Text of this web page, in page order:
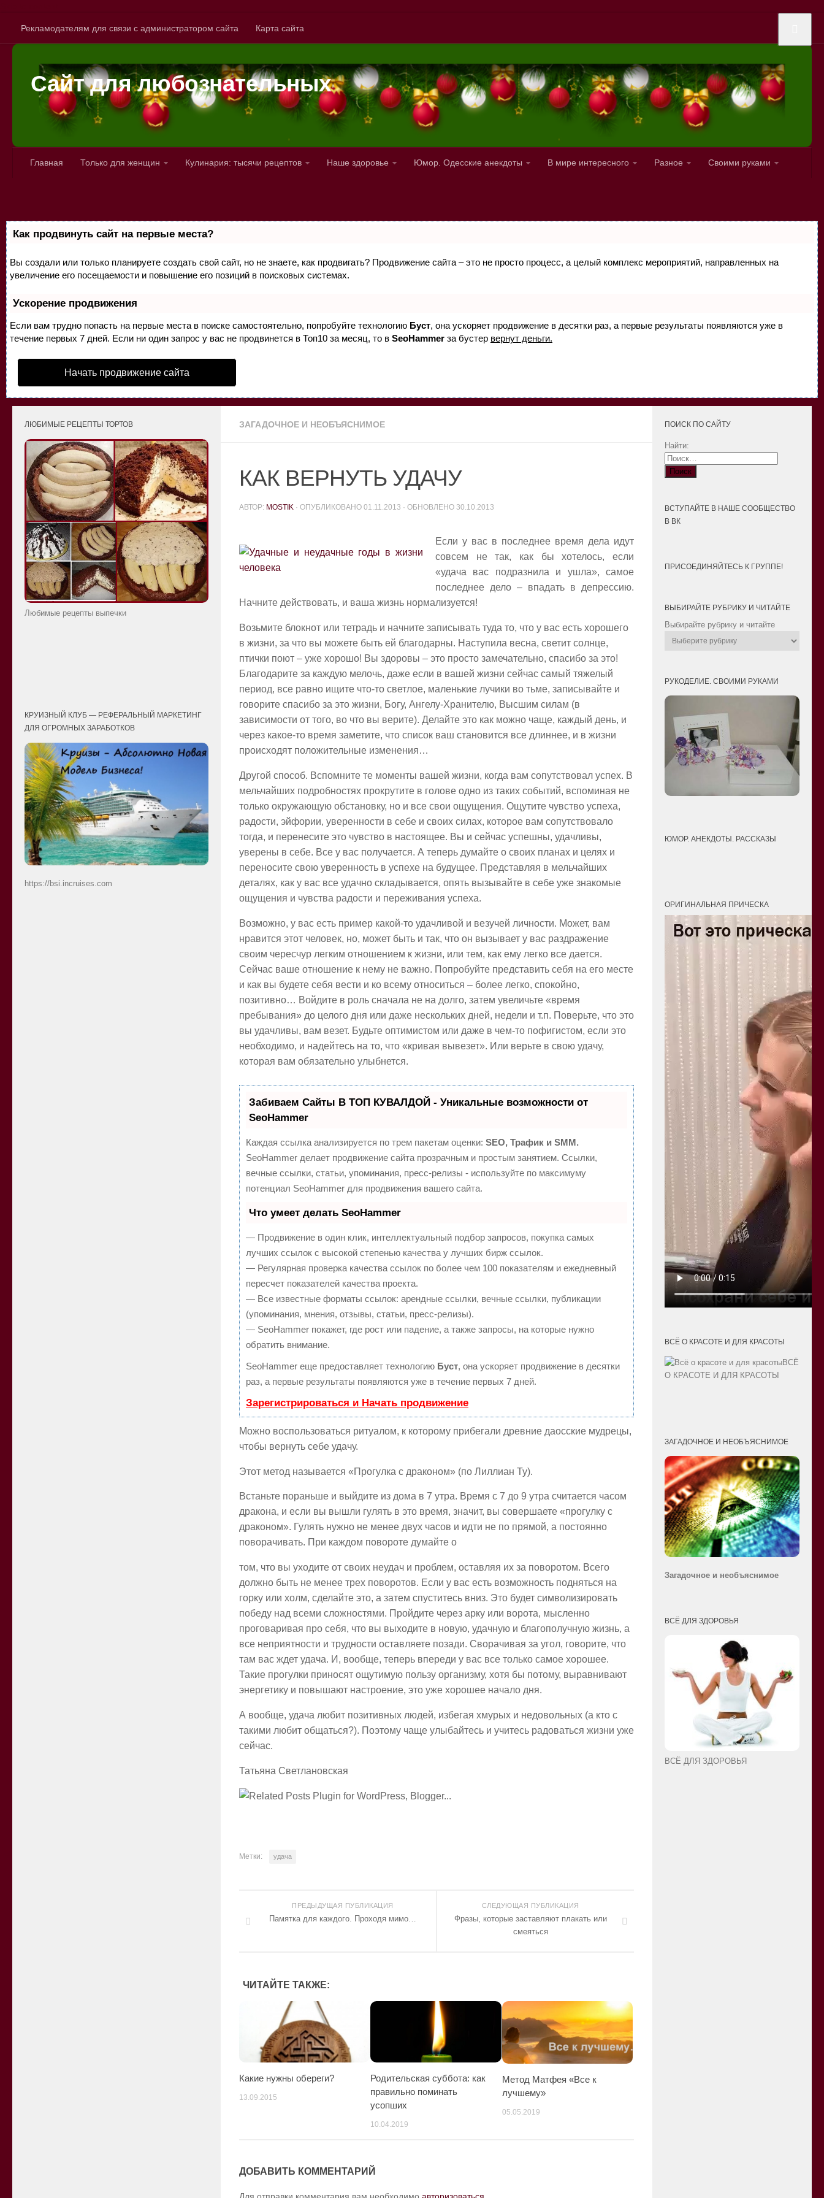
Рекламодателям для связи с администратором сайта Карта сайта
Сайт для любознательных
Главная Только для женщин Кулинария: тысячи рецептов Наше здоровье Юмор. Одесские анекдоты В мире интересного Разное Своими руками
Как продвинуть сайт на первые места?
Вы создали или только планируете создать свой сайт, но не знаете, как продвигать? Продвижение сайта – это не просто процесс, а целый комплекс мероприятий, направленных на
увеличение его посещаемости и повышение его позиций в поисковых системах.
Ускорение продвижения
Если вам трудно попасть на первые места в поиске самостоятельно, попробуйте технологию Буст, она ускоряет продвижение в десятки раз, а первые результаты появляются уже в
течение первых 7 дней. Если ни один запрос у вас не продвинется в Топ10 за месяц, то в SeoHammer за бустер вернут деньги.
Начать продвижение сайта
ЗАГАДОЧНОЕ И НЕОБЪЯСНИМОЕ
КАК ВЕРНУТЬ УДАЧУ
АВТОР: MOSTIK · ОПУБЛИКОВАНО 01.11.2013 · ОБНОВЛЕНО 30.10.2013
Если у вас в последнее время дела идут
совсем не так, как бы хотелось, если
«удача вас подразнила и ушла», самое
последнее дело – впадать в депрессию.
Начните действовать, и ваша жизнь нормализуется!
Возьмите блокнот или тетрадь и начните записывать туда то, что у вас есть хорошего
в жизни, за что вы можете быть ей благодарны. Наступила весна, светит солнце,
птички поют – уже хорошо! Вы здоровы – это просто замечательно, спасибо за это!
Благодарите за каждую мелочь, даже если в вашей жизни сейчас самый тяжелый
период, все равно ищите что-то светлое, маленькие лучики во тьме, записывайте и
говорите спасибо за это жизни, Богу, Ангелу-Хранителю, Высшим силам (в
зависимости от того, во что вы верите). Делайте это как можно чаще, каждый день, и
через какое-то время заметите, что список ваш становится все длиннее, и в жизни
происходят положительные изменения…
Другой способ. Вспомните те моменты вашей жизни, когда вам сопутствовал успех. В
мельчайших подробностях прокрутите в голове одно из таких событий, вспоминая не
только окружающую обстановку, но и все свои ощущения. Ощутите чувство успеха,
радости, эйфории, уверенности в себе и своих силах, которое вам сопутствовало
тогда, и перенесите это чувство в настоящее. Вы и сейчас успешны, удачливы,
уверены в себе. Все у вас получается. А теперь думайте о своих планах и целях и
переносите свою уверенность в успехе на будущее. Представляя в мельчайших
деталях, как у вас все удачно складывается, опять вызывайте в себе уже знакомые
ощущения и чувства радости и переживания успеха.
Возможно, у вас есть пример какой-то удачливой и везучей личности. Может, вам
нравится этот человек, но, может быть и так, что он вызывает у вас раздражение
своим чересчур легким отношением к жизни, или тем, как ему легко все дается.
Сейчас ваше отношение к нему не важно. Попробуйте представить себя на его месте
и как вы будете себя вести и ко всему относиться – более легко, спокойно,
позитивно… Войдите в роль сначала не на долго, затем увеличьте «время
пребывания» до целого дня или даже нескольких дней, недели и т.п. Поверьте, что это
вы удачливы, вам везет. Будьте оптимистом или даже в чем-то пофигистом, если это
необходимо, и надейтесь на то, что «кривая вывезет». Или верьте в свою удачу,
которая вам обязательно улыбнется.
Забиваем Сайты В ТОП КУВАЛДОЙ - Уникальные возможности от
SeoHammer
Каждая ссылка анализируется по трем пакетам оценки: SEO, Трафик и SMM.
SeoHammer делает продвижение сайта прозрачным и простым занятием. Ссылки,
вечные ссылки, статьи, упоминания, пресс-релизы - используйте по максимуму
потенциал SeoHammer для продвижения вашего сайта.
Что умеет делать SeoHammer
— Продвижение в один клик, интеллектуальный подбор запросов, покупка самых
лучших ссылок с высокой степенью качества у лучших бирж ссылок.
— Регулярная проверка качества ссылок по более чем 100 показателям и ежедневный
пересчет показателей качества проекта.
— Все известные форматы ссылок: арендные ссылки, вечные ссылки, публикации
(упоминания, мнения, отзывы, статьи, пресс-релизы).
— SeoHammer покажет, где рост или падение, а также запросы, на которые нужно
обратить внимание.
SeoHammer еще предоставляет технологию Буст, она ускоряет продвижение в десятки
раз, а первые результаты появляются уже в течение первых 7 дней.
Зарегистрироваться и Начать продвижение
Можно воспользоваться ритуалом, к которому прибегали древние даосские мудрецы,
чтобы вернуть себе удачу.
Этот метод называется «Прогулка с драконом» (по Лиллиан Ту).
Встаньте пораньше и выйдите из дома в 7 утра. Время с 7 до 9 утра считается часом
дракона, и если вы вышли гулять в это время, значит, вы совершаете «прогулку с
драконом». Гулять нужно не менее двух часов и идти не по прямой, а постоянно
поворачивать. При каждом повороте думайте о
том, что вы уходите от своих неудач и проблем, оставляя их за поворотом. Всего
должно быть не менее трех поворотов. Если у вас есть возможность подняться на
горку или холм, сделайте это, а затем спуститесь вниз. Это будет символизировать
победу над всеми сложностями. Пройдите через арку или ворота, мысленно
проговаривая про себя, что вы выходите в новую, удачную и благополучную жизнь, а
все неприятности и трудности оставляете позади. Сворачивая за угол, говорите, что
там вас ждет удача. И, вообще, теперь впереди у вас все только самое хорошее.
Такие прогулки приносят ощутимую пользу организму, хотя бы потому, выравнивают
энергетику и повышают настроение, это уже хорошее начало дня.
А вообще, удача любит позитивных людей, избегая хмурых и недовольных (а кто с
такими любит общаться?). Поэтому чаще улыбайтесь и учитесь радоваться жизни уже
сейчас.
Татьяна Светлановская
Метки: удача
СЛЕДУЮЩАЯ ПУБЛИКАЦИЯ
Фразы, которые заставляют плакать или
смеяться
ПРЕДЫДУЩАЯ ПУБЛИКАЦИЯ
Памятка для каждого. Проходя мимо…
ЧИТАЙТЕ ТАКЖЕ:
Какие нужны обереги?
13.09.2015
Родительская суббота: как
правильно поминать
усопших
10.04.2019
Метод Матфея «Все к
лучшему»
05.05.2019
ДОБАВИТЬ КОММЕНТАРИЙ
ЛЮБИМЫЕ РЕЦЕПТЫ ТОРТОВ
Любимые рецепты выпечки
КРУИЗНЫЙ КЛУБ — РЕФЕРАЛЬНЫЙ МАРКЕТИНГ
ДЛЯ ОГРОМНЫХ ЗАРАБОТКОВ
https://bsi.incruises.com
ПОИСК ПО САЙТУ
Найти:
ВСТУПАЙТЕ В НАШЕ СООБЩЕСТВО
В ВК
ПРИСОЕДИНЯЙТЕСЬ К ГРУППЕ!
ВЫБИРАЙТЕ РУБРИКУ И ЧИТАЙТЕ
Выбирайте рубрику и читайте
РУКОДЕЛИЕ. СВОИМИ РУКАМИ
ЮМОР. АНЕКДОТЫ. РАССКАЗЫ
ОРИГИНАЛЬНАЯ ПРИЧЕСКА
ВСЁ О КРАСОТЕ И ДЛЯ КРАСОТЫ
ВСЁ
О КРАСОТЕ И ДЛЯ КРАСОТЫ
ЗАГАДОЧНОЕ И НЕОБЪЯСНИМОЕ
Загадочное и необъяснимое
ВСЁ ДЛЯ ЗДОРОВЬЯ
ВСЁ ДЛЯ ЗДОРОВЬЯ